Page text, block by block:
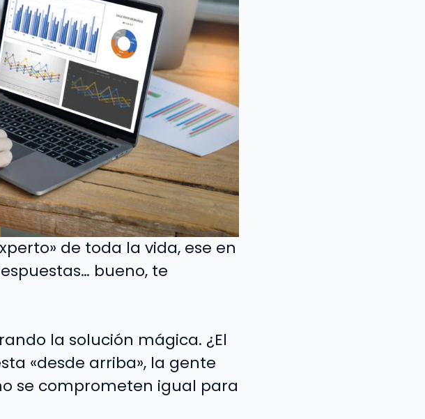
de toda la vida, ese en
bueno, te
la solución mágica. ¿El
«desde arriba», la gente
se comprometen igual para